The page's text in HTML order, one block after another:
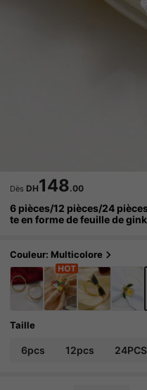
Dès DH148.00
6 pièces/12 pièces/24
te en forme de feuille de
e en place de table de Noël.
Couleur: Multicolore
Taille
6pcs 12pcs 24PCS